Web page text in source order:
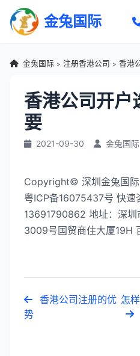
金兔国际
金兔国际 > 注册香港公司 > 香港
香港公司开户
要
2021-09-30 金兔国际
Copyright© 深圳金兔国际
粤ICP备16075437号 快速
13691790862 地址：深
3009号国贸商住大厦19H
香港公司注册的优
势
怎